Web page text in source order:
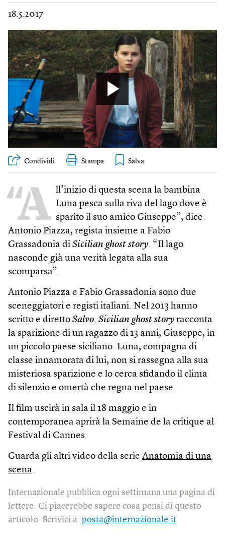
18.5.2017
Condividi Stampa
“A ll’inizio di questa scena la bambina
Luna pesca sulla riva del lago dove è
sparito il suo amico Giuseppe”, dice
Antonio Piazza, regista insieme a Fabio
Grassadonia di Sicilian ghost story. “Il lago
nasconde già una verità legata alla sua
scomparsa”.
Antonio Piazza e Fabio Grassadonia sono due
sceneggiatori e registi italiani. Nel 2013 hanno
scritto e diretto Salvo. Sicilian ghost story racconta
la sparizione di un ragazzo di 13 anni, Giuseppe, in
un piccolo paese siciliano. Luna, compagna di
classe innamorata di lui, non si rassegna alla sua
misteriosa sparizione e lo cerca sfidando il clima
di silenzio e omertà che regna nel paese.
Il film uscirà in sala il 18 maggio e in
contemporanea aprirà la Semaine de la critique al
Festival di Cannes.
Guarda gli altri video della serie Anatomia di una
scena.
Internazionale pubblica ogni settimana una pagina di
lettere. Ci piacerebbe sapere cosa pensi di questo
articolo. Scrivici a: posta@internazionale.it